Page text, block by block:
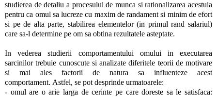
studierea de detaliu a procesului de munca si rationalizarea acestuia
pentru ca omul sa lucreze cu maxim de randament si minim de efort
si pe de alta parte, stabilirea elementelor (in primul rand salariul)
care sa-l determine pe om sa obtina rezultatele asteptate.
In vederea studierii comportamentului omului in executarea
sarcinilor trebuie cunoscute si analizate diferitele teorii de motivare
si mai ales factorii de natura sa influenteze acest
comportament. Astfel, se pot desprinde urmatoarele:
- omul are o arie larga de cerinte pe care doreste sa le satisfaca: